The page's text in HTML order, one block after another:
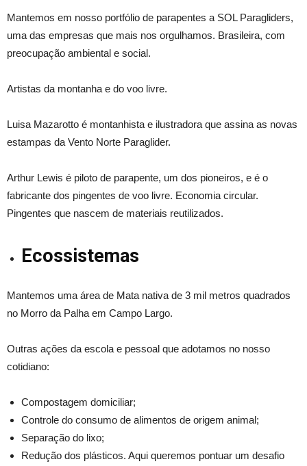
Mantemos em nosso portfólio de parapentes a SOL Paragliders,
uma das empresas que mais nos orgulhamos. Brasileira, com
preocupação ambiental e social.
Artistas da montanha e do voo livre.
Luisa Mazarotto é montanhista e ilustradora que assina as novas
estampas da Vento Norte Paraglider.
Arthur Lewis é piloto de parapente, um dos pioneiros, e é o
fabricante dos pingentes de voo livre. Economia circular.
Pingentes que nascem de materiais reutilizados.
Ecossistemas
Mantemos uma área de Mata nativa de 3 mil metros quadrados
no Morro da Palha em Campo Largo.
Outras ações da escola e pessoal que adotamos no nosso
cotidiano:
Compostagem domiciliar;
Controle do consumo de alimentos de origem animal;
Separação do lixo;
Redução dos plásticos. Aqui queremos pontuar um desafio